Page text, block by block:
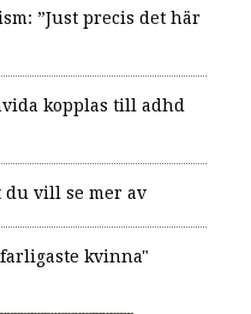
”Just precis det här
kopplas till adhd
du vill se mer av
kvinna"